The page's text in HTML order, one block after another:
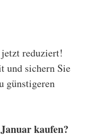
reduziert!
und sichern Sie
günstigeren
kaufen?